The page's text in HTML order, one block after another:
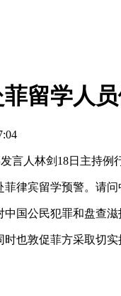
留学人
人林剑18日主持例
宾留学预警。请问
公民犯罪和盘查滋
敦促菲方采取切实